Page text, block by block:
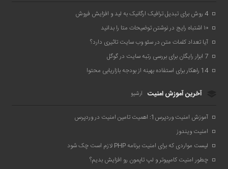
4 روش برای تبدیل ترافیک ارگانیک به لید و افزایش فروش
۱۰ اشتباه رایج در نوشتن توضیحات متا را بدانید
آیا تعداد کلمات متن در سئو وب سایت تاثیری دارد؟
7 ابزار رایگان برای بررسی رتبه سایت در گوگل
14 راهکار برای استفاده بهینه از بودجه بازاریابی محتوا
آخرین آموزش امنیت آرشیو
آموزش امنیت وردپرس1: اهمیت تامین امنیت در وردپرس
امنیت ویندوز
لیست مواردی که برای امنیت برنامه PHP لازم است چک شود
چطور امنیت کامپیوتر و لپ تاپمون رو افزایش بدیم؟